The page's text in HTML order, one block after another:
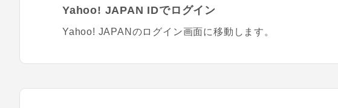
Yahoo! JAPAN IDでログイン
Yahoo! JAPANのログイン画面に移動します。